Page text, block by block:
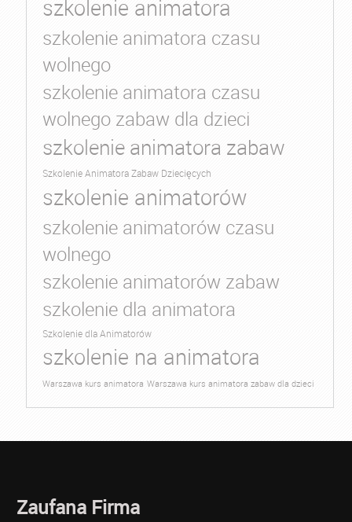
szkolenie animatora
szkolenie animatora czasu
wolnego
szkolenie animatora czasu
wolnego zabaw dla dzieci
szkolenie animatora zabaw
Szkolenie Animatora Zabaw Dziecięcych
szkolenie animatorów
szkolenie animatorów czasu
wolnego
szkolenie animatorów zabaw
szkolenie dla animatora
Szkolenie dla Animatorów
szkolenie na animatora
Warszawa kurs animatora Warszawa kurs animatora zabaw dla dzieci
Zaufana Firma